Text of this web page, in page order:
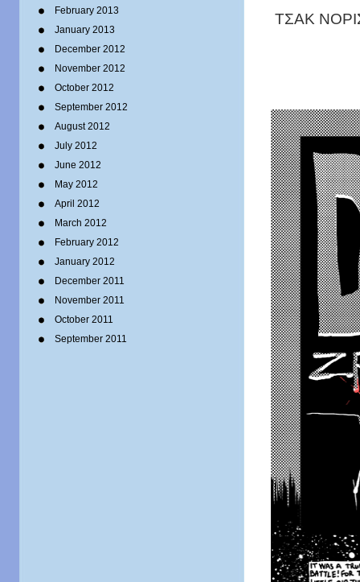
February 2013
January 2013
December 2012
November 2012
October 2012
September 2012
August 2012
July 2012
June 2012
May 2012
April 2012
March 2012
February 2012
January 2012
December 2011
November 2011
October 2011
September 2011
ΤΣΑΚ